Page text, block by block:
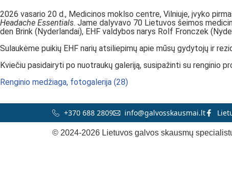
2026 vasario 20 d., Medicinos moklso centre, Vilniuje, įvyko
Headache Essentials. Jame dalyvavo 70 Lietuvos šeimos
den Brink (Nyderlandai), EHF valdybos narys Rolf Fronczek
Sulaukėme puikių EHF narių atsiliepimų apie mūsų gydytojų ir
Kviečiu pasidairyti po nuotraukų galeriją, susipažinti su renginio
Renginio medžiaga, fotogalerija (28)
+370 688 2809 info@galvosskausmai.lt
© 2024-2026 Lietuvos galvos skausmų